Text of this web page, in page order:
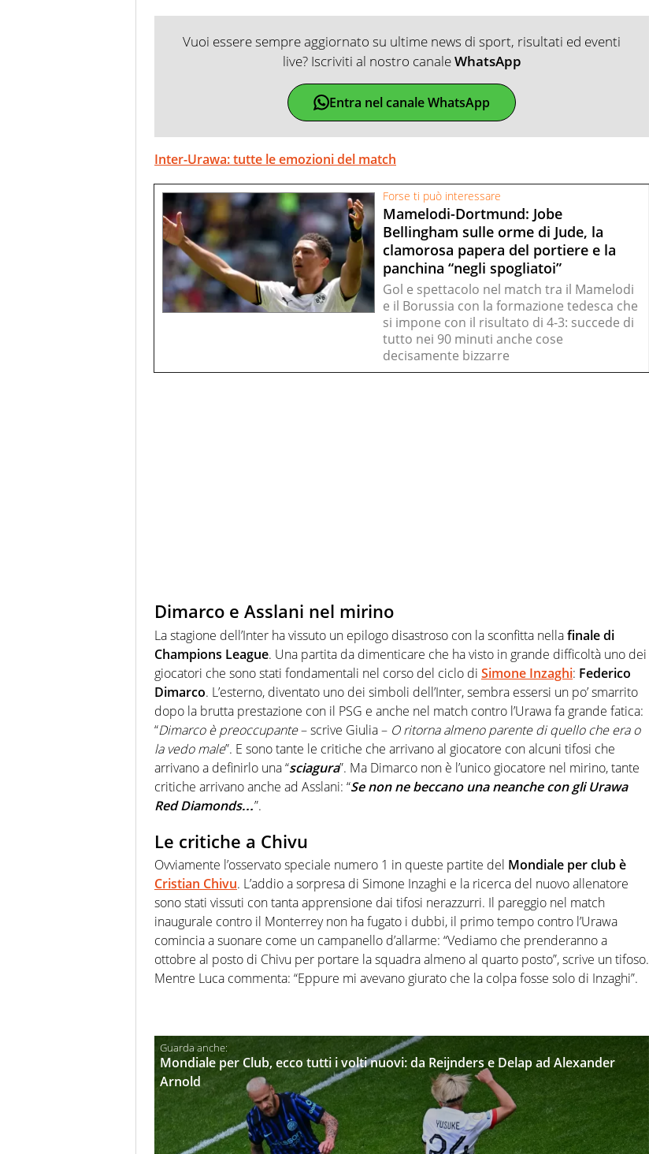
Vuoi essere sempre aggiornato su ultime news di sport, risultati ed eventi
live? Iscriviti al nostro canaleWhatsApp
Entra nel canale WhatsApp
Inter-Urawa: tutte le emozioni del match
Forse ti può interessare
Mamelodi-Dortmund: Jobe
Bellingham sulle orme di Jude, la
clamorosa papera del portiere e la
panchina “negli spogliatoi”
Gol e spettacolo nel match tra il Mamelodi
e il Borussia con la formazione tedesca che
si impone con il risultato di 4-3: succede di
tutto nei 90 minuti anche cose
decisamente bizzarre
Dimarco e Asslani nel mirino
La stagione dell’Inter ha vissuto un epilogo disastroso con la sconfitta nellafinale di
Champions League. Una partita da dimenticare che ha visto in grande difficoltà uno dei
giocatori che sono stati fondamentali nel corso del ciclo di Simone Inzaghi: Federico
Dimarco. L’esterno, diventato uno dei simboli dell’Inter, sembra essersi un po’ smarrito
dopo la brutta prestazione con il PSG e anche nel match contro l’Urawa fa grande fatica:
“Dimarco è preoccupante– scrive Giulia – O ritorna almeno parente di quello che era o
la vedo male”. E sono tante le critiche che arrivano al giocatore con alcuni tifosi che
arrivano a definirlo una “sciagura”. Ma Dimarco non è l’unico giocatore nel mirino, tante
critiche arrivano anche ad Asslani: “Se non ne beccano una neanche con gli Urawa
Red Diamonds…”.
Le critiche a Chivu
Ovviamente l’osservato speciale numero 1 in queste partite del Mondiale per club è
Cristian Chivu. L’addio a sorpresa di Simone Inzaghi e la ricerca del nuovo allenatore
sono stati vissuti con tanta apprensione dai tifosi nerazzurri. Il pareggio nel match
inaugurale contro il Monterrey non ha fugato i dubbi, il primo tempo contro l’Urawa
comincia a suonare come un campanello d’allarme: “Vediamo che prenderanno a
ottobre al posto di Chivu per portare la squadra almeno al quarto posto”, scrive un tifoso.
Mentre Luca commenta: “Eppure mi avevano giurato che la colpa fosse solo di Inzaghi”.
Mondiale per Club, ecco tutti i volti nuovi: da Reijnders e Delap ad Alexander
Arnold